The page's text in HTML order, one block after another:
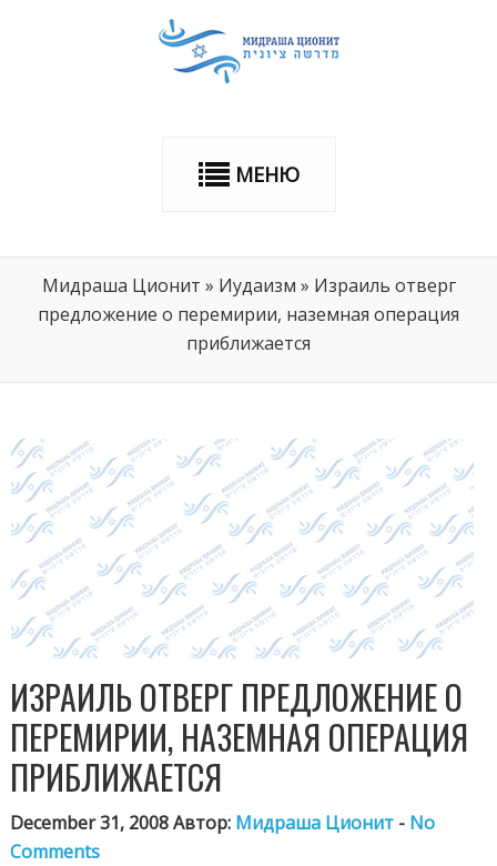
МЕНЮ
Мидраша Ционит » Иудаизм » Израиль отверг
предложение о перемирии, наземная операция
приближается
ИЗРАИЛЬ ОТВЕРГ ПРЕДЛОЖЕНИЕ О
ПЕРЕМИРИИ, НАЗЕМНАЯ ОПЕРАЦИЯ
ПРИБЛИЖАЕТСЯ
December 31, 2008 Автор: Мидраша Ционит - No
Comments